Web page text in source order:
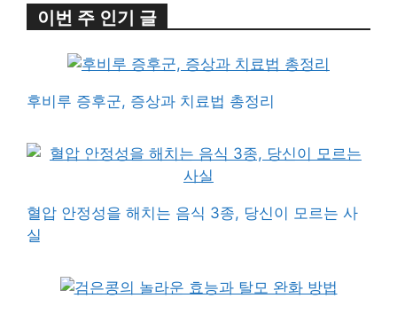
이번 주 인기 글
후비루 증후군, 증상과 치료법 총정리
혈압 안정성을 해치는 음식 3종, 당신이 모르는 사
실